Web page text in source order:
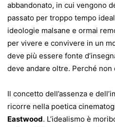
abbandonato, in cui vengono
passato per troppo tempo
ideologie malsane e ormai
per vivere e convivere in un
deve più essere fonte
deve andare oltre. Perché
Il concetto dell’assenza e
ricorre nella poetica
Eastwood. L’idealismo è